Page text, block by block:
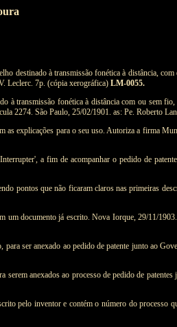
à transmissão fonética à distância, com
Leclerc. 7p. (cópia xerográfica) LM-0055.
transmissão fonética à distância com ou sem fio,
2274. São Paulo, 25/02/1901. as: Pe. Roberto
explicações para o seu uso. Autoriza a firma
a fim de acompanhar o pedido de
pontos que não ficaram claros nas primeiras
um documento já escrito. Nova Iorque, 29/11/
ser anexado ao pedido de patente junto ao
anexados ao processo de pedido de
pelo inventor e contém o número do processo